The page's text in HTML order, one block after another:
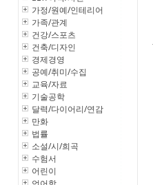
가정/원예/인테리어
가족/관계
건강/스포츠
건축/디자인
경제경영
공예/취미/수집
교육/자료
기술공학
달력/다이어리/연감
만화
법률
소설/시/희곡
수험서
어린이